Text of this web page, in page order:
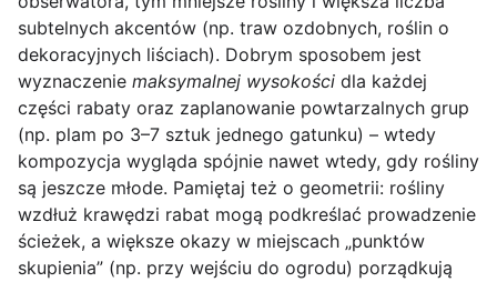
subtelnych akcentów (np. traw ozdobnych, roślin o
dekoracyjnych liściach). Dobrym sposobem jest
wyznaczenie maksymalnej wysokości dla każdej
części rabaty oraz zaplanowanie powtarzalnych grup
(np. plam po 3–7 sztuk jednego gatunku) – wtedy
kompozycja wygląda spójnie nawet wtedy, gdy rośliny
są jeszcze młode. Pamiętaj też o geometrii: rośliny
wzdłuż krawędzi rabat mogą podkreślać prowadzenie
ścieżek, a większe okazy w miejscach „punktów
skupienia” (np. przy wejściu do ogrodu) porządkują